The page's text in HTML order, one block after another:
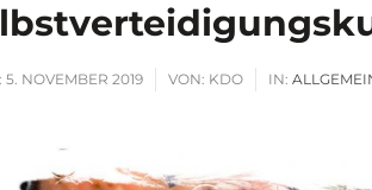
5. NOVEMBER 2019 VON: KDO IN: